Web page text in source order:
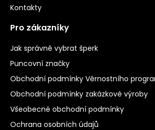
Kontakty
Pro zákazníky
Jak správně vybrat šperk
Puncovní značky
Obchodní podmínky Věrnostního
Obchodní podmínky zakázkové výroby
Všeobecné obchodní podmínky
Ochrana osobních údajů